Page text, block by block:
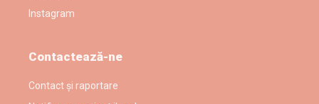
Instagram
Contactează-ne
Contact și raportare